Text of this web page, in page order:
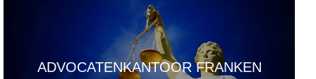
ADVOCATENKANTOOR FRANKEN